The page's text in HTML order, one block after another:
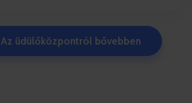
Az üdülőközpontról bővebben